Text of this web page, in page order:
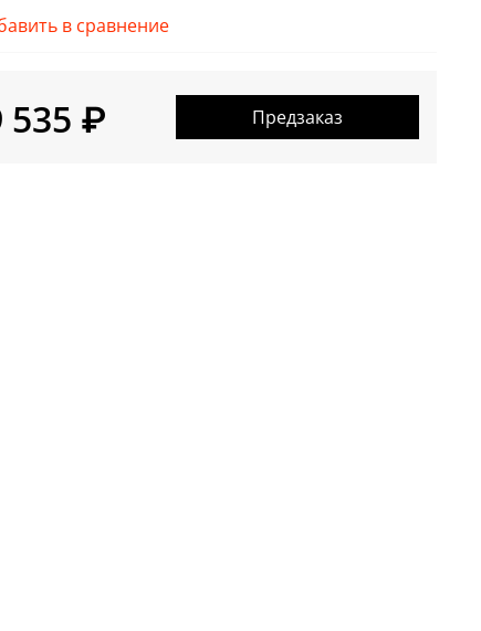
в сравнение
535 ₽ Предзаказ